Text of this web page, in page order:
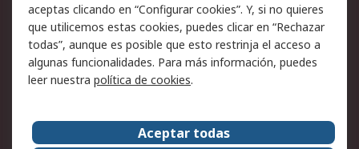
Aviso legal
Política de privacidad -
Actualizada
Política sobre cookies
Seguridad de emails
Certificaciones de
Condiciones de venta
Acerca de RS
aceptas clicando en “Configurar cookies”. Y, si no quieres
que utilicemos estas cookies, puedes clicar en “Rechazar
todas”, aunque es posible que esto restrinja el acceso a
algunas funcionalidades. Para más información, puedes
leer nuestra política de cookies.
Aceptar todas